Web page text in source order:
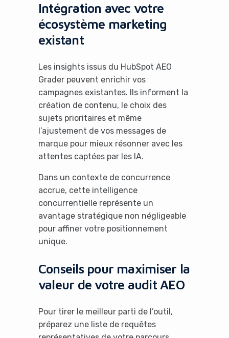
Intégration avec votre
écosystème marketing
existant
Les insights issus du HubSpot AEO
Grader peuvent enrichir vos
campagnes existantes. Ils informent la
création de contenu, le choix des
sujets prioritaires et même
l’ajustement de vos messages de
marque pour mieux résonner avec les
attentes captées par les IA.
Dans un contexte de concurrence
accrue, cette intelligence
concurrentielle représente un
avantage stratégique non négligeable
pour affiner votre positionnement
unique.
Conseils pour maximiser la
valeur de votre audit AEO
Pour tirer le meilleur parti de l’outil,
préparez une liste de requêtes